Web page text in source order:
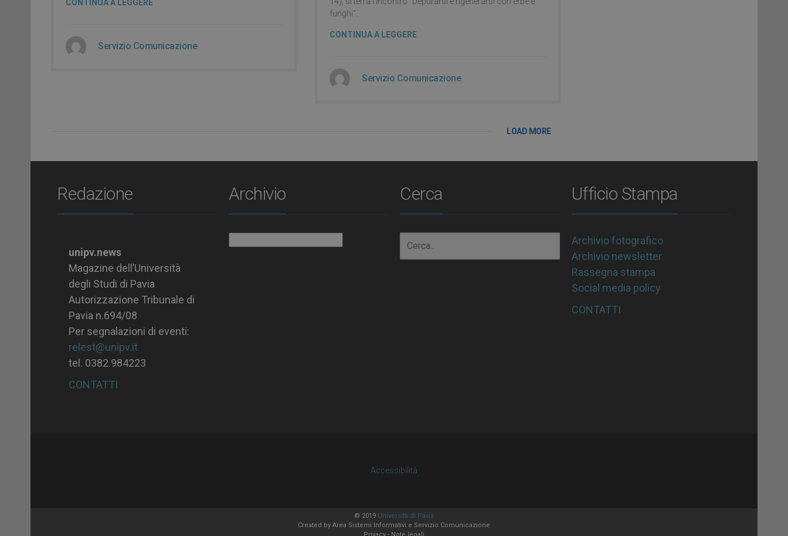
CONTINUA A LEGGERE
Servizio Comunicazione
funghi”.
CONTINUA A LEGGERE
Servizio Comunicazione
LOAD MORE
Redazione
unipv.news
Magazine dell’Università
degli Studi di Pavia
Autorizzazione Tribunale di
Pavia n.694/08
Per segnalazioni di eventi:
relest@unipv.it
tel. 0382.984223
CONTATTI
Archivio Cerca Ufficio Stampa
Archivio fotografico
Archivio newsletter
Rassegna stampa
Social media policy
CONTATTI
Accessibilità
© 2019 Università di Pavia
Created by Area Sistemi Informativi e Servizio Comunicazione